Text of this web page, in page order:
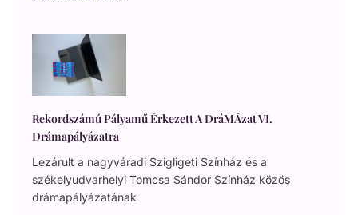
Rekordszámú Pályamű Érkezett A DráMÁzat VI.
Drámapályázatra
Lezárult a nagyváradi Szigligeti Színház és a
székelyudvarhelyi Tomcsa Sándor Színház közös
drámapályázatának